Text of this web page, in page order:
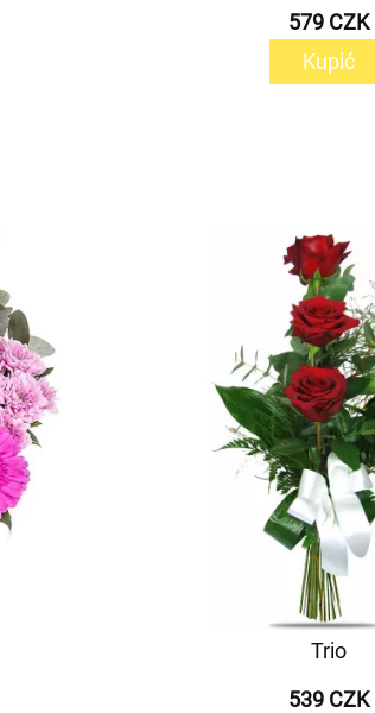
579 CZK
Kupić
Trio
539 CZK